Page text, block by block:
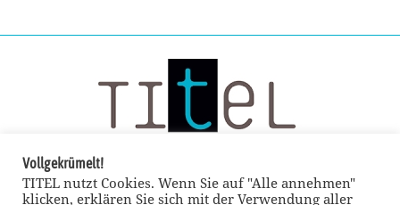
Vollgekrümelt!
TITEL nutzt Cookies. Wenn Sie auf "Alle annehmen"
klicken, erklären Sie sich mit der Verwendung aller